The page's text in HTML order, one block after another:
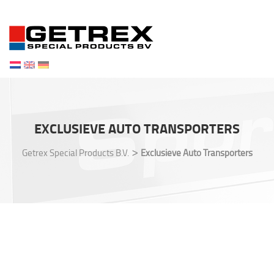
EXCLUSIEVE AUTO TRANSPORTERS
Getrex Special Products B.V.> Exclusieve Auto Transporters